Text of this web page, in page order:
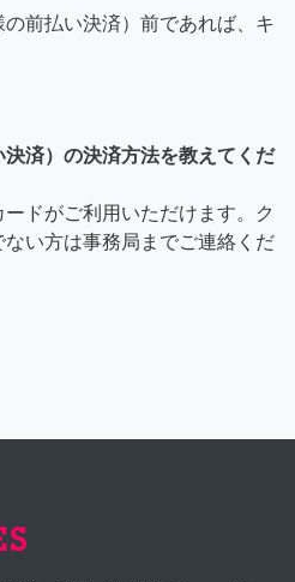
前払い決済）前であれば、キ
済）の決済方法を教えてくだ
ドがご利用いただけます。ク
い方は事務局までご連絡くだ